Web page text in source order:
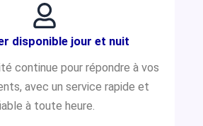
disponible jour et nuit
continue pour répondre à vos
avec un service rapide et
à toute heure.